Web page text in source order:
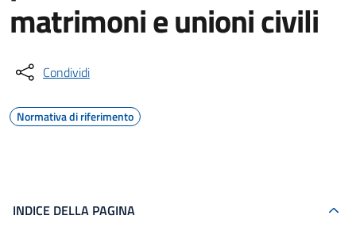
matrimoni e unioni civili
Condividi
Normativa di riferimento
INDICE DELLA PAGINA